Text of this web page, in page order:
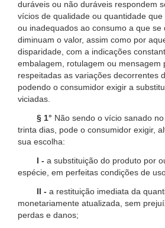
duráveis ou não duráveis respondem
vícios de qualidade ou quantidade
ou inadequados ao consumo a que se
diminuam o valor, assim como por
disparidade, com a indicações
embalagem, rotulagem ou mensagem
respeitadas as variações decorrentes
podendo o consumidor exigir a
viciadas.
§ 1° Não sendo o vício sanado
trinta dias, pode o consumidor exigir,
sua escolha:
I - a substituição do produto por
espécie, em perfeitas condições de
II - a restituição imediata da
monetariamente atualizada, sem
perdas e danos;